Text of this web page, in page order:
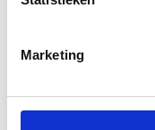
Marketing